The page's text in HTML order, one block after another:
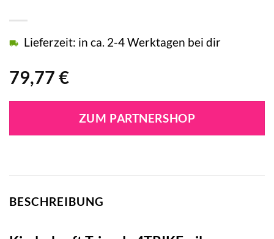
79,77 €
Lieferzeit: in ca. 2-4 Werktagen bei dir
ZUM PARTNERSHOP
BESCHREIBUNG